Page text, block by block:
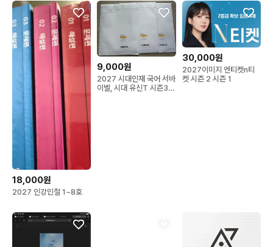
18,000원
2027 인강민철 1~8호
9,000원
2027 시대인재 국어 서바
이벌, 시대 유신T 시즌3
30,000원
2027이미지 엔티켓n티
켓 시즌 2 시즌 1